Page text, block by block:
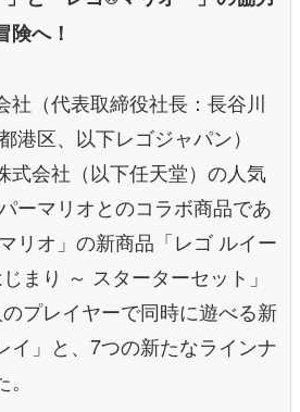
険へ！
社（代表取締役社長：長谷川
港区、以下レゴジャパン）
式会社（以下任天堂）の人気
ーマリオとのコラボ商品であ
リオ」の新商品「レゴ ルイー
まり ～ スターターセット」
プレイヤーで同時に遊べる新
イ」と、7つの新たなラインナ